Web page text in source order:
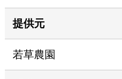
提供元
若草農園